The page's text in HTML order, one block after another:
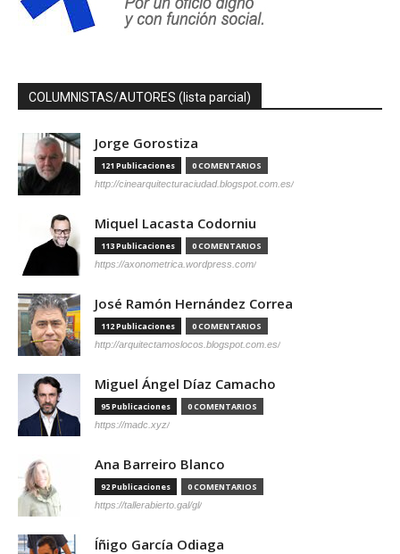
COLUMNISTAS/AUTORES (lista parcial)
Jorge Gorostiza
121 Publicaciones 0 COMENTARIOS
http://cinearquitecturaciudad.blogspot.com.es/
Miquel Lacasta Codorniu
113 Publicaciones 0 COMENTARIOS
https://axonometrica.wordpress.com/
José Ramón Hernández Correa
112 Publicaciones 0 COMENTARIOS
http://arquitectamoslocos.blogspot.com.es/
Miguel Ángel Díaz Camacho
95 Publicaciones 0 COMENTARIOS
https://madc.xyz/
Ana Barreiro Blanco
92 Publicaciones 0 COMENTARIOS
https://tallerabierto.gal/gl/
Íñigo García Odiaga